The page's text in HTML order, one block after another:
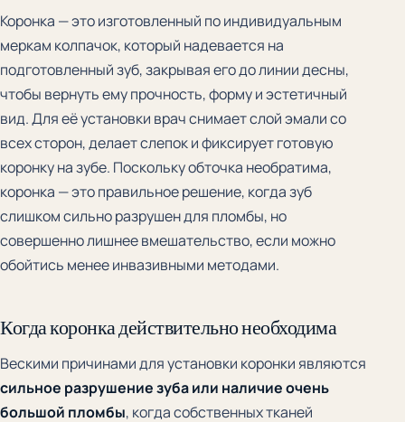
Коронка — это изготовленный по индивидуальным
меркам колпачок, который надевается на
подготовленный зуб, закрывая его до линии десны,
чтобы вернуть ему прочность, форму и эстетичный
вид. Для её установки врач снимает слой эмали со
всех сторон, делает слепок и фиксирует готовую
коронку на зубе. Поскольку обточка необратима,
коронка — это правильное решение, когда зуб
слишком сильно разрушен для пломбы, но
совершенно лишнее вмешательство, если можно
обойтись менее инвазивными методами.
Когда коронка действительно необходима
Вескими причинами для установки коронки являются
сильное разрушение зуба или наличие очень
большой пломбы, когда собственных тканей